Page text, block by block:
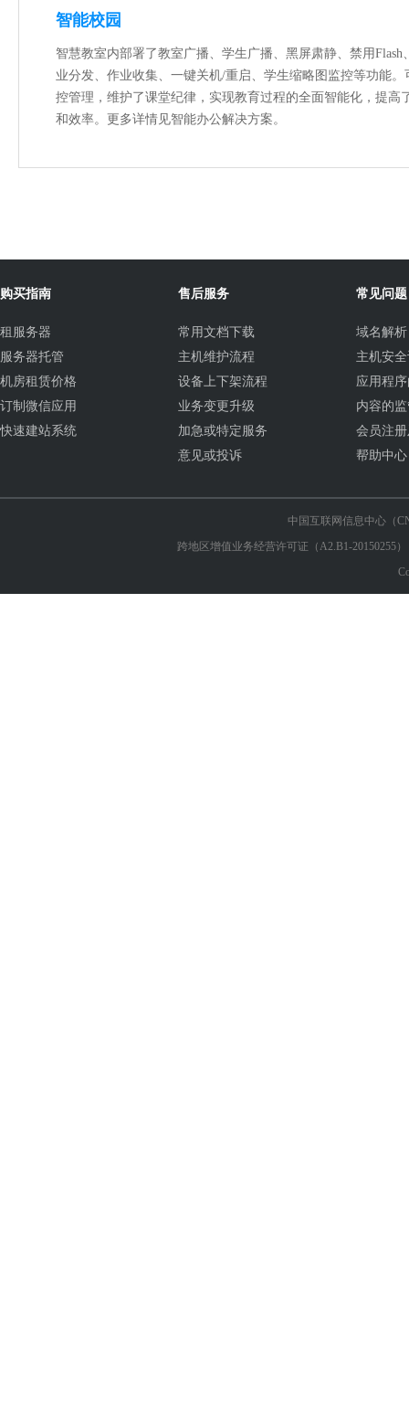
智能校园
智慧教室内部署了教室广播、学生广播、黑屏肃静、禁用Flash
业分发、作业收集、一键关机/重启、学生缩略图监控等功能。
控管理，维护了课堂纪律，实现教育过程的全面智能化，提高
和效率。更多详情见智能办公解决方案。
购买指南
租服务器
服务器托管
机房租赁价格
订制微信应用
快速建站系统
售后服务
常用文档下载
主机维护流程
设备上下架流程
业务变更升级
加急或特定服务
意见或投诉
常见问题
域名解析
主机安
应用程
内容的
会员注
帮助中心
中国互联网信息中心（
跨地区增值业务经营许可证（A2.B1-20150255